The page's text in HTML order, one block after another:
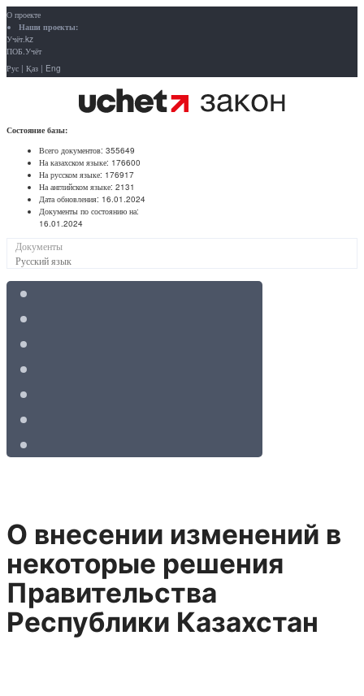
О проекте
Наши проекты:
Учёт.kz
ПОБ.Учёт
Рус | Қаз | Eng
Состояние базы:
Всего документов: 355649
На казахском языке: 176600
На русском языке: 176917
На английском языке: 2131
Дата обновления: 16.01.2024
Документы по состоянию на:
16.01.2024
Документы
Русский язык
О внесении изменений в
некоторые решения
Правительства
Республики Казахстан